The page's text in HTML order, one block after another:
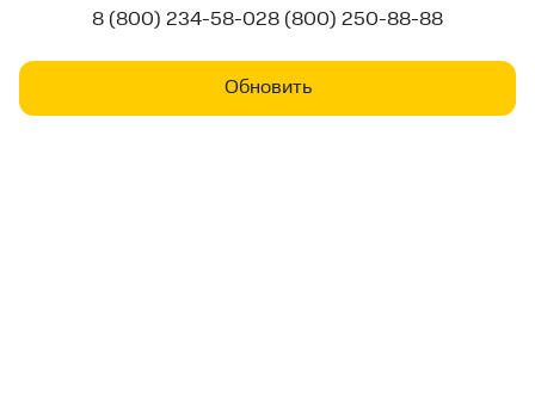
8 (800) 234-58-028 (800) 250-88-88
Обновить